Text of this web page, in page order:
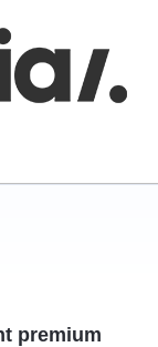
premium